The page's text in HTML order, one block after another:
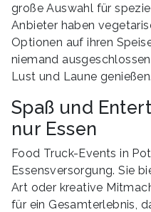
große Auswahl für
Anbieter haben
Optionen auf ihren
niemand
Lust und Laune genießen.
Spaß und
nur Essen
Food Truck-Events in
Essensversorgung. Sie
Art oder kreative
für ein Gesamterlebnis,